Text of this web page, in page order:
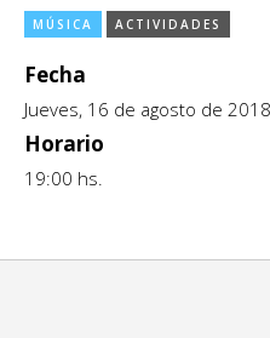
CCE en el interior/libros
Espacio itinerante de
Exposiciones
Formación
Género y Diversidad
Infantil y Juvenil
MÚSICA ACTIVIDADES
Fecha
Jueves, 16 de agosto de 2018.
Horario
19:00 hs.